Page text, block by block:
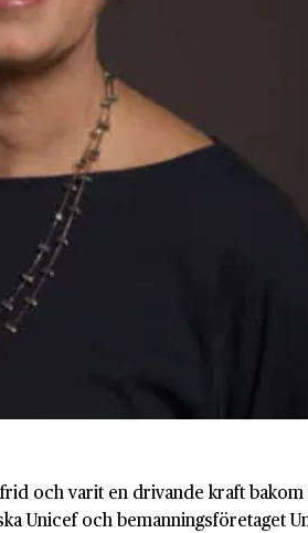
och varit en drivande kraft
Unicef och bemanningsföretaget